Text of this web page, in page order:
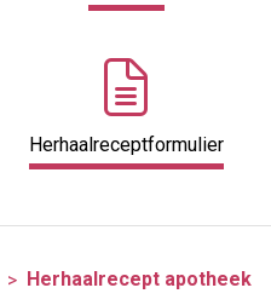
Herhaalreceptformulier
Herhaalrecept apotheek